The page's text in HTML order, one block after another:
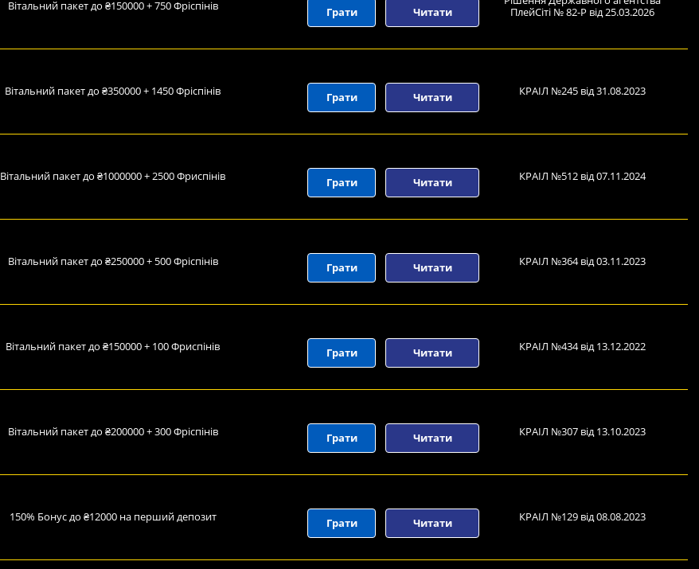
Вітальний пакет до ₴150000 + 750 Фріспінів Грати Читати
ПлейСіті № 82-Р від 25.03.2026
Вітальний пакет до ₴350000 + 1450 Фріспінів Грати Читати КРАІЛ №245 від 31.08.2023
Вітальний пакет до ₴1000000 + 2500 Фриспінів Грати Читати КРАІЛ №512 від 07.11.2024
Вітальний пакет до ₴250000 + 500 Фріспінів Грати Читати КРАІЛ №364 від 03.11.2023
Вітальний пакет до ₴150000 + 100 Фриспінів Грати Читати КРАІЛ №434 від 13.12.2022
Вітальний пакет до ₴200000 + 300 Фріспінів Грати Читати КРАІЛ №307 від 13.10.2023
150% Бонус до ₴12000 на перший депозит Грати Читати КРАІЛ №129 від 08.08.2023